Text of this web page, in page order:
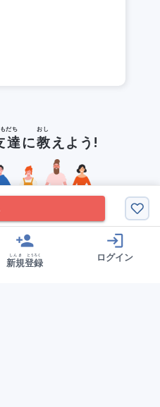
達
だち
に教
おし
えよう!
person_add
新規
しんき
登録
とうろく
login
ログイン